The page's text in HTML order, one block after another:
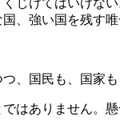
じけてはいけな
、強い国を残す唯
国民も、国家も
はありません。